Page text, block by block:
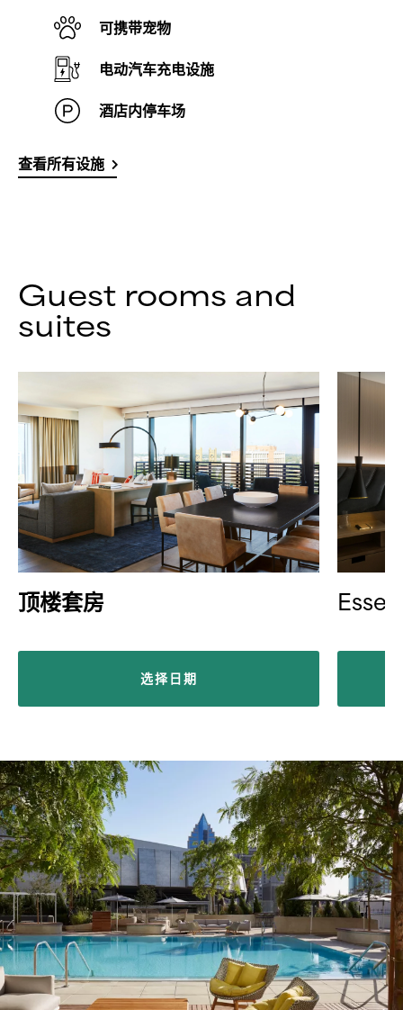
可携带宠物
电动汽车充电设施
酒店内停车场
查看所有设施
Guest rooms and
suites
顶楼套房
选择日期